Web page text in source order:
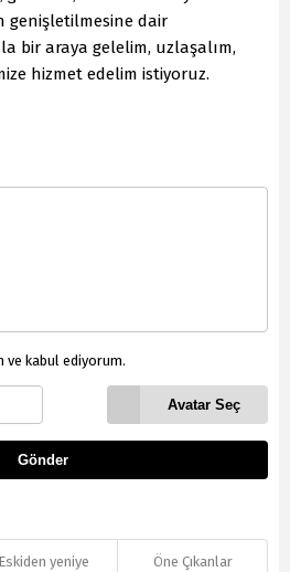
genişletilmesine dair
bir araya gelelim, uzlaşalım,
hizmet edelim istiyoruz.
ve kabul ediyorum.
Avatar Seç
Gönder
Eskiden yeniye Öne Çıkanlar